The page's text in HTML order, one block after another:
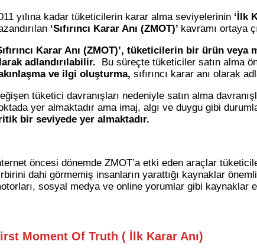
yılına kadar tüketicilerin karar alma seviyelerinin ‘İlk
‘Sıfırıncı Karar Anı (ZMOT)’ kavramı ortaya
Karar Anı (ZMOT)’, tüketicilerin bir ürün
adlandırılabilir. Bu süreçte tüketiciler satın alma
ve ilgi oluşturma, sıfırıncı karar anı olarak
tüketici davranışları nedeniyle satın alma
yer almaktadır ama imaj, algı ve duygu gibi
bir seviyede yer almaktadır.
öncesi dönemde ZMOT’a etki eden araçlar
dahi görmemiş insanların yarattığı kaynaklar
sosyal medya ve online yorumlar gibi kaynaklar
Moment Of Truth ( İlk Karar Anı)